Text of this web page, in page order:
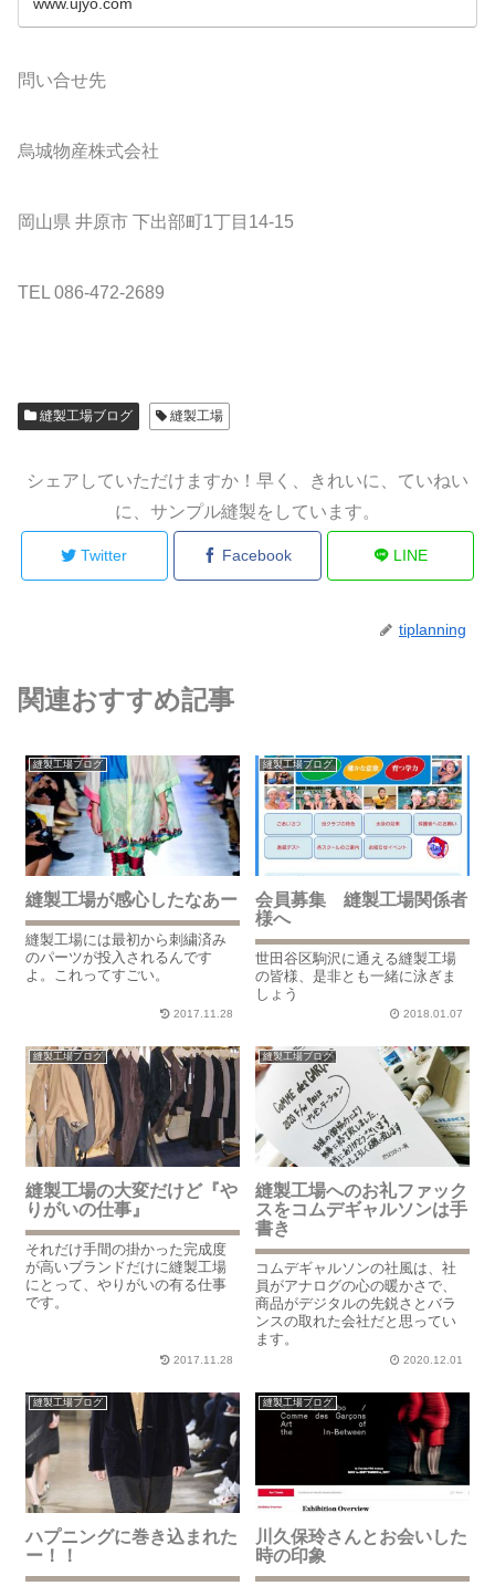
問い合せ先
烏城物産株式会社
岡山県 井原市 下出部町1丁目14-15
TEL 086-472-2689
縫製工場ブログ 縫製工場
シェアしていただけますか！早く、きれいに、ていねい
に、サンプル縫製をしています。
Twitter Facebook LINE
tiplanning
関連おすすめ記事
縫製工場ブログ
縫製工場が感心したなあー
縫製工場には最初から刺繍済み
のパーツが投入されるんです
よ。これってすごい。
2017.11.28
縫製工場ブログ
会員募集 縫製工場関係者
様へ
世田谷区駒沢に通える縫製工場
の皆様、是非とも一緒に泳ぎま
しょう
2018.01.07
縫製工場ブログ
縫製工場の大変だけど『や
りがいの仕事』
それだけ手間の掛かった完成度
が高いブランドだけに縫製工場
にとって、やりがいの有る仕事
です。
2017.11.28
縫製工場ブログ
縫製工場へのお礼ファック
スをコムデギャルソンは手
書き
コムデギャルソンの社風は、社
員がアナログの心の暖かさで、
商品がデジタルの先鋭さとバラ
ンスの取れた会社だと思ってい
ます。
2020.12.01
縫製工場ブログ
ハプニングに巻き込まれた
ー！！
縫製工場ブログ
川久保玲さんとお会いした
時の印象